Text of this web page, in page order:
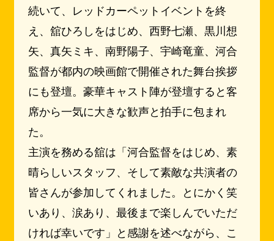
続いて、レッドカーペットイベントを終
え、舘ひろしをはじめ、西野七瀬、黒川想
矢、真矢ミキ、南野陽子、宇崎竜童、河合
監督が都内の映画館で開催された舞台挨拶
にも登壇。豪華キャスト陣が登壇すると客
席から一気に大きな歓声と拍手に包まれ
た。
主演を務める舘は「河合監督をはじめ、素
晴らしいスタッフ、そして素敵な共演者の
皆さんが参加してくれました。とにかく笑
いあり、涙あり、最後まで楽しんでいただ
ければ幸いです」と感謝を述べながら、こ